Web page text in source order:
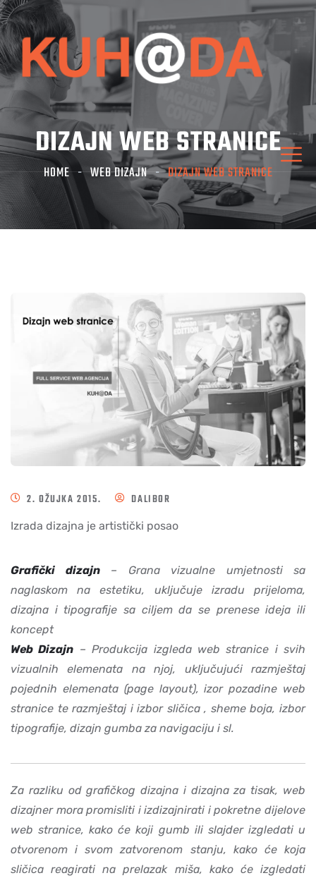
DIZAJN WEB STRANICE
HOME WEB DIZAJN DIZAJN WEB STRANICE
2. OŽUJKA 2015. DALIBOR
Izrada dizajna je artistički posao
Grafički dizajn– Grana vizualne umjetnosti sa
naglaskom na estetiku, uključuje izradu prijeloma,
dizajna i tipografije sa ciljem da se prenese ideja ili
koncept
Web Dizajn – Produkcija izgleda web stranice i svih
vizualnih elemenata na njoj, uključujući razmještaj
pojednih elemenata (page layout), izor pozadine web
stranice te razmještaj i izbor sličica , sheme boja, izbor
tipografije, dizajn gumba za navigaciju i sl.
Za razliku od grafičkog dizajna i dizajna za tisak, web
dizajner mora promisliti i izdizajnirati i pokretne dijelove
web stranice, kako će koji gumb ili slajder izgledati u
otvorenom i svom zatvorenom stanju, kako će koja
sličica reagirati na prelazak miša, kako će izgledati